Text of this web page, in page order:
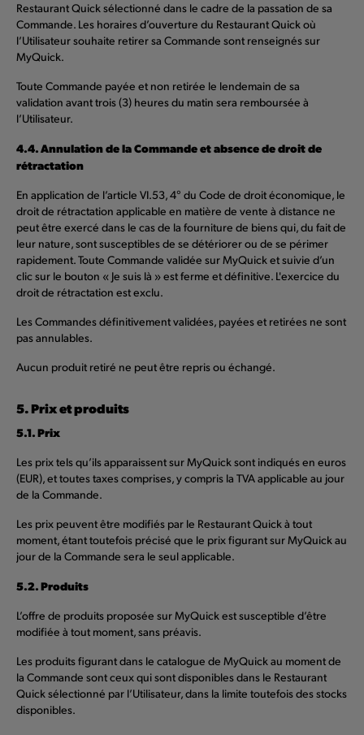
Restaurant Quick sélectionné dans le cadre de la passation de sa
Commande. Les horaires d’ouverture du Restaurant Quick où
l’Utilisateur souhaite retirer sa Commande sont renseignés sur
MyQuick.
Toute Commande payée et non retirée le lendemain de sa
validation avant trois (3) heures du matin sera remboursée à
l’Utilisateur.
4.4. Annulation de la Commande et absence de droit de
rétractation
En application de l’article VI.53, 4° du Code de droit économique, le
droit de rétractation applicable en matière de vente à distance ne
peut être exercé dans le cas de la fourniture de biens qui, du fait de
leur nature, sont susceptibles de se détériorer ou de se périmer
rapidement. Toute Commande validée sur MyQuick et suivie d’un
clic sur le bouton « Je suis là » est ferme et définitive. L'exercice du
droit de rétractation est exclu.
Les Commandes définitivement validées, payées et retirées ne sont
pas annulables.
Aucun produit retiré ne peut être repris ou échangé.
5. Prix et produits
5.1. Prix
Les prix tels qu’ils apparaissent sur MyQuick sont indiqués en euros
(EUR), et toutes taxes comprises, y compris la TVA applicable au jour
de la Commande.
Les prix peuvent être modifiés par le Restaurant Quick à tout
moment, étant toutefois précisé que le prix figurant sur MyQuick au
jour de la Commande sera le seul applicable.
5.2. Produits
L’offre de produits proposée sur MyQuick est susceptible d’être
modifiée à tout moment, sans préavis.
Les produits figurant dans le catalogue de MyQuick au moment de
la Commande sont ceux qui sont disponibles dans le Restaurant
Quick sélectionné par l’Utilisateur, dans la limite toutefois des stocks
disponibles.